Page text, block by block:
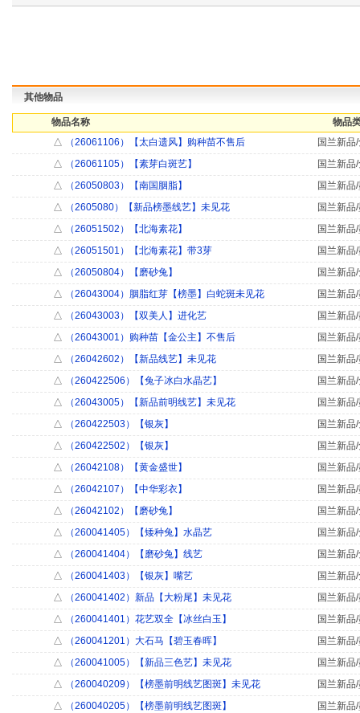
其他物品
物品名称
物品
△ （26061106）【太白遗风】购种苗不售后
国兰新品
△ （26061105）【素芽白斑艺】
国兰新品
△ （26050803）【南国胭脂】
国兰新品
△ （2605080）【新品榜墨线艺】未见花
国兰新品
△ （26051502）【北海素花】
国兰新品
△ （26051501）【北海素花】带3芽
国兰新品
△ （26050804）【磨砂兔】
国兰新品
△ （26043004）胭脂红芽【榜墨】白蛇斑未见花
国兰新品
△ （26043003）【双美人】进化艺
国兰新品
△ （26043001）购种苗【金公主】不售后
国兰新品
△ （26042602）【新品线艺】未见花
国兰新品
△ （260422506）【兔子冰白水晶艺】
国兰新品
△ （26043005）【新品前明线艺】未见花
国兰新品
△ （260422503）【银灰】
国兰新品
△ （260422502）【银灰】
国兰新品
△ （26042108）【黄金盛世】
国兰新品
△ （26042107）【中华彩衣】
国兰新品
△ （26042102）【磨砂兔】
国兰新品
△ （260041405）【矮种兔】水晶艺
国兰新品
△ （260041404）【磨砂兔】线艺
国兰新品
△ （260041403）【银灰】嘴艺
国兰新品
△ （260041402）新品【大粉尾】未见花
国兰新品
△ （260041401）花艺双全【冰丝白玉】
国兰新品
△ （260041201）大石马【碧玉春晖】
国兰新品
△ （260041005）【新品三色艺】未见花
国兰新品
△ （260040209）【榜墨前明线艺图斑】未见花
国兰新品
△ （260040205）【榜墨前明线艺图斑】
国兰新品